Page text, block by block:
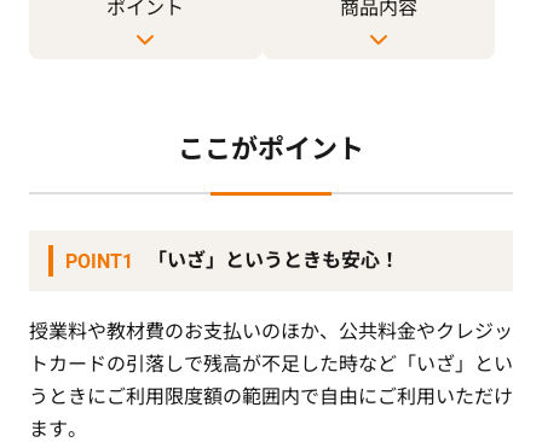
ポイント 商品内容
ここがポイント
POINT1 「いざ」というときも安心！
授業料や教材費のお支払いのほか、公共料金やクレジッ
トカードの引落しで残高が不足した時など「いざ」とい
うときにご利用限度額の範囲内で自由にご利用いただけ
ます。